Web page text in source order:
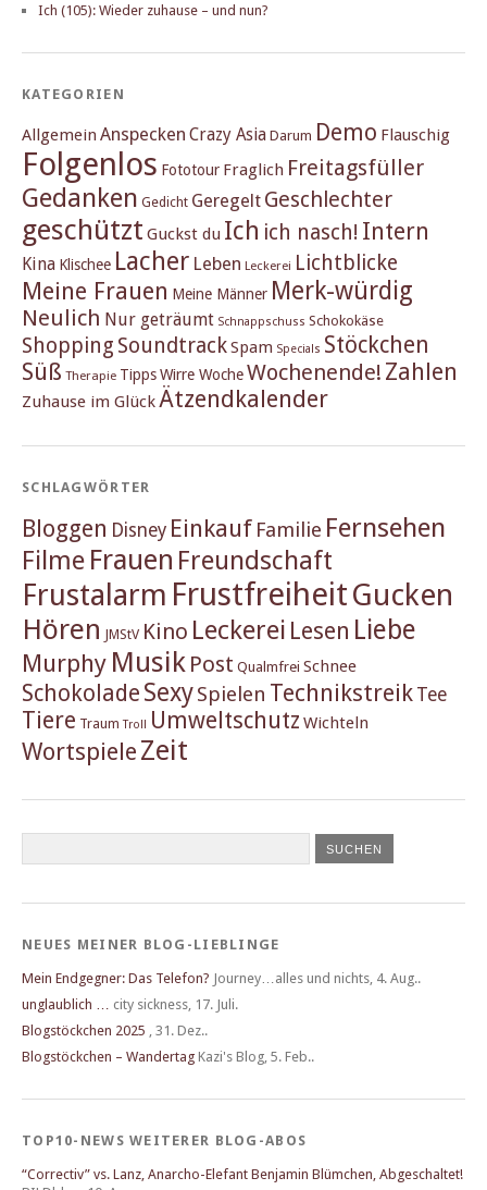
Ich (105): Wieder zuhause – und nun?
KATEGORIEN
Allgemein Anspecken Crazy Asia Darum Demo Flauschig
Folgenlos Fototour Fraglich Freitagsfüller
Gedanken Gedicht Geregelt Geschlechter
geschützt Guckst du Ich ich nasch! Intern
Kina Klischee Lacher Leben Leckerei Lichtblicke
Meine Frauen Meine Männer Merk-würdig
Neulich Nur geträumt Schnappschuss Schokokäse
Shopping SoundtrackSpam Specials Stöckchen
Süß Therapie TippsWirre WocheWochenende! Zahlen
Zuhause im Glück Ätzendkalender
SCHLAGWÖRTER
Bloggen Disney Einkauf Familie Fernsehen
Filme Frauen Freundschaft
Frustalarm FrustfreiheitGucken
Hören JMStV Kino Leckerei Lesen Liebe
Murphy Musik Post Qualmfrei Schnee
Schokolade SexySpielen Technikstreik Tee
Tiere Traum Troll Umweltschutz Wichteln
Wortspiele Zeit
NEUES MEINER BLOG-LIEBLINGE
Mein Endgegner: Das Telefon? Journey…alles und nichts 4. Aug..
unglaublich …
city sickness 17. Juli.
Blogstöckchen 2025
31. Dez..
Blogstöckchen – Wandertag Kazi's Blog 5. Feb..
TOP10-NEWS WEITERER BLOG-ABOS
“Correctiv” vs. Lanz, Anarcho-Elefant Benjamin Blümchen, Abgeschaltet!